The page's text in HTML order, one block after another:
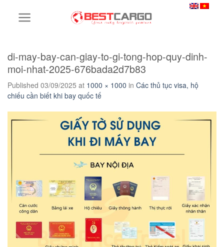
di-may-bay-can-giay-to-gi-tong-hop-quy-dinh-
moi-nhat-2025-676bada2d7b83
Published 03/09/2025 at 1000 × 1000 in Các thủ tục visa, hộ
chiếu cần biết khi bay quốc tế